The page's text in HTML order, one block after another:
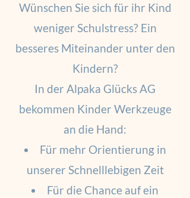
Wünschen Sie sich für ihr Kind
weniger Schulstress? Ein
besseres Miteinander unter den
Kindern?
In der Alpaka Glücks AG
bekommen Kinder Werkzeuge
an die Hand:
Für mehr Orientierung in
unserer Schnelllebigen Zeit
Für die Chance auf ein